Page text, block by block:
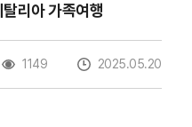
리아 가족여행
1149 2025.05.20